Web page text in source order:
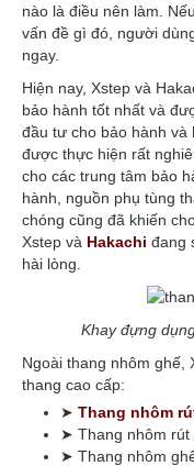
nào là điều nên làm.
vấn đề gì đó, người
ngay.
Hiện nay, Xstep và
bảo hành tốt nhất và
đầu tư cho bảo hành và
được thực hiện rất
cho các trung tâm bảo
hành, nguồn phụ tùng
chóng cũng đã khiến
Xstep và Hakachi đang
hài lòng.
Khay đựng
Ngoài thang nhôm ghế,
thang cao cấp:
➤ Thang nhôm
➤ Thang nhôm rút
➤ Thang nhôm